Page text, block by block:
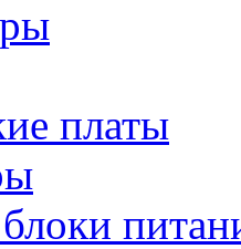
платы